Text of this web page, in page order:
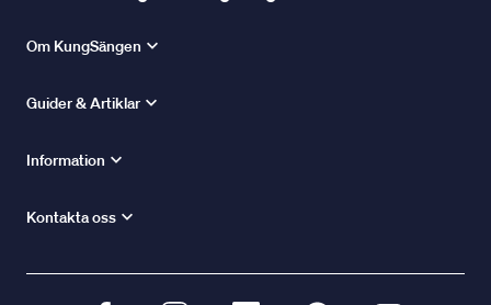
Om KungSängen
Guider & Artiklar
Information
Kontakta oss